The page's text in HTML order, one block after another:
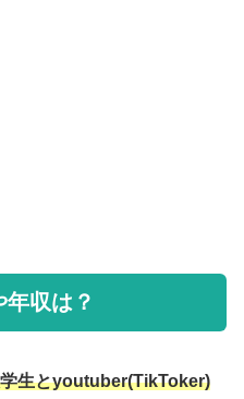
収は？
生とyoutuber(TikToker)